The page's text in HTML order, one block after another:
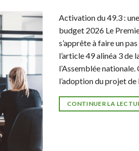
Activation du 49.3 :
budget 2026 Le
s’apprête à faire un
l’article 49 alinéa 3 de
l’Assemblée
l’adoption du projet
CONTINUER LA